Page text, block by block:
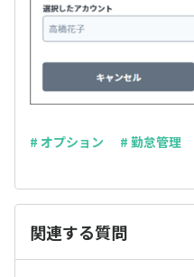
# オプション # 勤怠管理
関連する質問